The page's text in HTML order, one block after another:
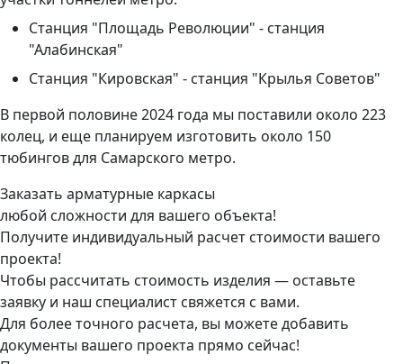
Станция "Площадь Революции" - станция
"Алабинская"
Станция "Кировская" - станция "Крылья Советов"
В первой половине 2024 года мы поставили около 223
колец, и еще планируем изготовить около 150
тюбингов для Самарского метро.
Заказать арматурные каркасы
любой сложности для вашего объекта!
Получите индивидуальный расчет стоимости вашего
проекта!
Чтобы рассчитать стоимость изделия — оставьте
заявку и наш специалист свяжется с вами.
Для более точного расчета, вы можете добавить
документы вашего проекта прямо сейчас!